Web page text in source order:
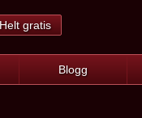
gratis
Blogg